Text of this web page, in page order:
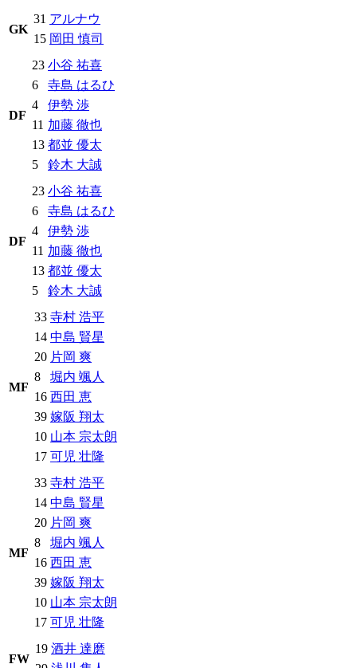
GK
31 アルナウ
15 岡田 慎司
DF
23 小谷 祐喜
6
寺島 はるひ
4
伊勢 渉
11 加藤 徹也
13 都並 優太
5
鈴木 大誠
DF
23 小谷 祐喜
6
寺島 はるひ
4
伊勢 渉
11 加藤 徹也
13 都並 優太
5
鈴木 大誠
MF
33 寺村 浩平
14 中島 賢星
20 片岡 爽
8
堀内 颯人
16 西田 恵
39 嫁阪 翔太
10 山本 宗太朗
17 可児 壮隆
MF
33 寺村 浩平
14 中島 賢星
20 片岡 爽
8
堀内 颯人
16 西田 恵
39 嫁阪 翔太
10 山本 宗太朗
17 可児 壮隆
FW
19 酒井 達磨